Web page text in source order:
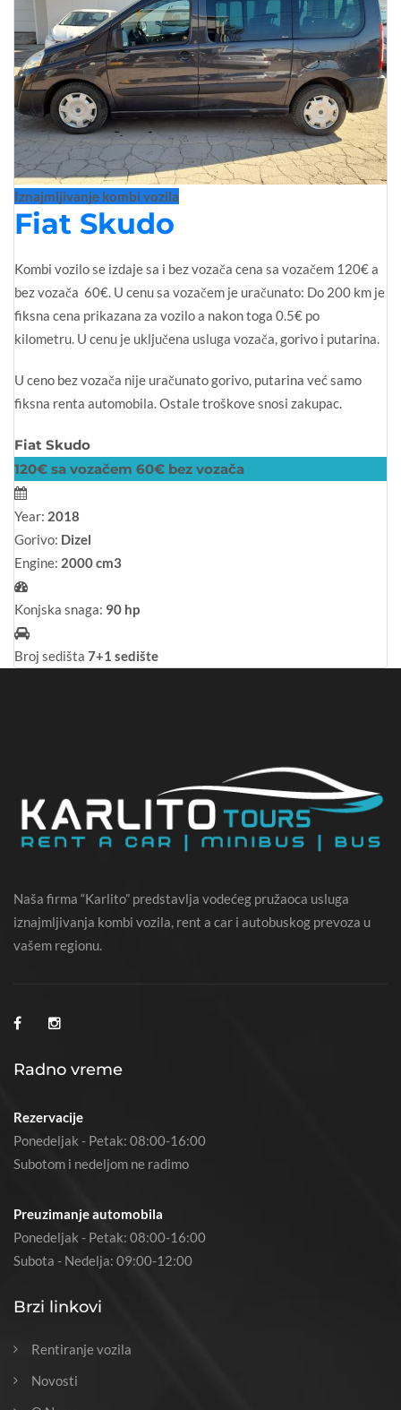
Iznajmljivanje kombi vozila
Fiat Skudo
Kombi vozilo se izdaje sa i bez vozača cena sa vozačem 120€ a
bez vozača 60€. U cenu sa vozačem je uračunato: Do 200 km je
fiksna cena prikazana za vozilo a nakon toga 0.5€ po
kilometru. U cenu je uključena usluga vozača, gorivo i putarina.
U ceno bez vozača nije uračunato gorivo, putarina već samo
fiksna renta automobila. Ostale troškove snosi zakupac.
Fiat Skudo
120€ sa vozačem 60€ bez vozača
Year: 2018
Gorivo: Dizel
Engine: 2000 cm3
Konjska snaga: 90 hp
Broj sedišta 7+1 sedište
Naša firma “Karlito” predstavlja vodećeg pružaoca usluga
iznajmljivanja kombi vozila, rent a car i autobuskog prevoza u
vašem regionu.
Radno vreme
Rezervacije
Ponedeljak - Petak: 08:00-16:00
Subotom i nedeljom ne radimo
Preuzimanje automobila
Ponedeljak - Petak: 08:00-16:00
Subota - Nedelja: 09:00-12:00
Brzi linkovi
Rentiranje vozila
Novosti